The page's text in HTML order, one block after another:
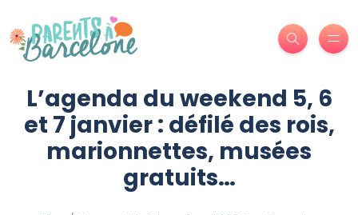
L’agenda du weekend 5, 6
et 7 janvier : défilé des rois,
marionnettes, musées
gratuits…